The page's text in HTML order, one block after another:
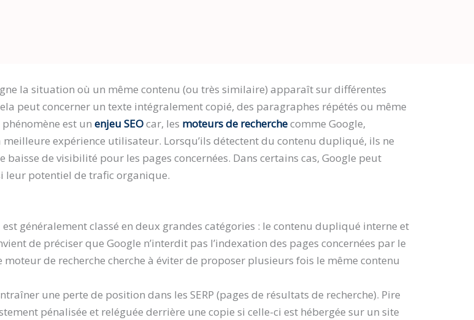
la situation où un même contenu (ou très similaire) apparaît sur différentes
peut concerner un texte intégralement copié, des paragraphes répétés ou même
est un enjeu SEOcar, les moteurs de recherchecomme Google,
expérience utilisateur. Lorsqu’ils détectent du contenu dupliqué, ils ne
de visibilité pour les pages concernées. Dans certains cas, Google peut
leur potentiel de trafic organique.
généralement classé en deux grandes catégories : le contenu dupliqué interne et
de préciser que Google n’interdit pas l’indexation des pages concernées par le
de recherche cherche à éviter de proposer plusieurs fois le même contenu
une perte de position dans les SERP (pages de résultats de recherche). Pire
pénalisée et reléguée derrière une copie si celle-ci est hébergée sur un site